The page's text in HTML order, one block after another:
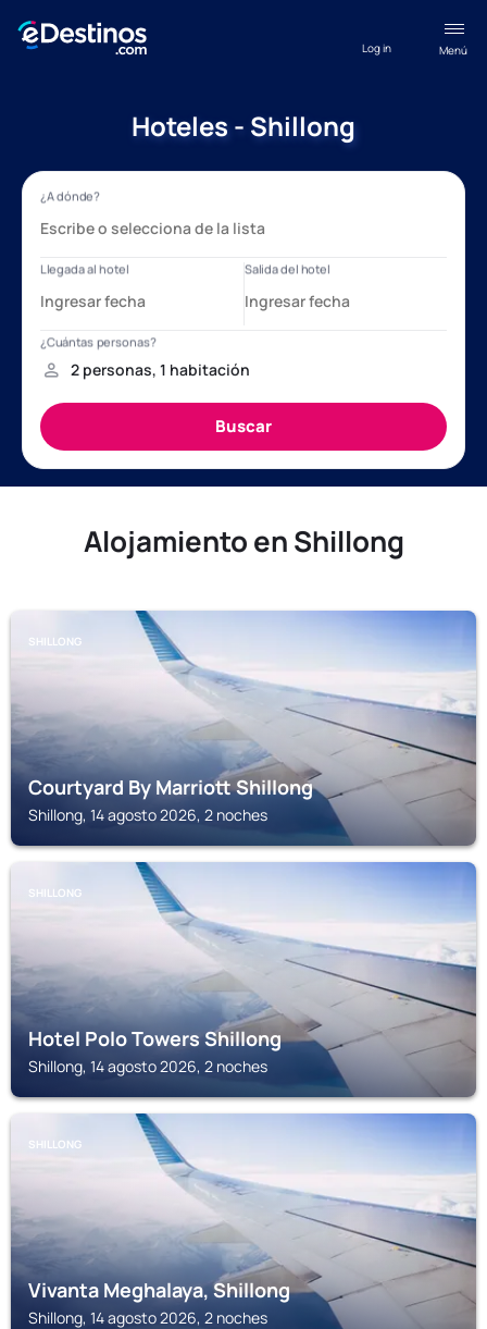
Menú
Log in
Hoteles - Shillong
Alojamiento en Shillong
SHILLONG
Courtyard By Marriott Shillong
Shillong, 14 agosto 2026, 2 noches
SHILLONG
Hotel Polo Towers Shillong
Shillong, 14 agosto 2026, 2 noches
SHILLONG
Vivanta Meghalaya, Shillong
Shillong, 14 agosto 2026, 2 noches